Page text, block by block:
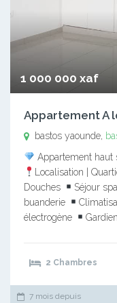
1 000 000 xaf
Appartement A
bastos yaounde,
Appartement haut
Localisation |
Douches
Séjour
buanderie
électrogène
Gardien…
2 Chambres
7 mois depuis